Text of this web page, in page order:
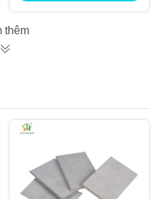
Công trình Sử dụng
thêm